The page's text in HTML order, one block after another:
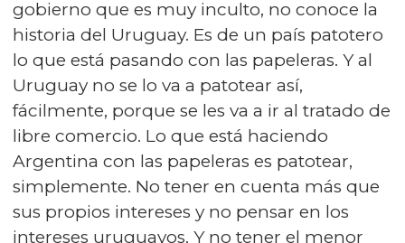
gobierno que es muy inculto, no conoce la
historia del Uruguay. Es de un país patotero
lo que está pasando con las papeleras. Y al
Uruguay no se lo va a patotear así,
fácilmente, porque se les va a ir al tratado de
libre comercio. Lo que está haciendo
Argentina con las papeleras es patotear,
simplemente. No tener en cuenta más que
sus propios intereses y no pensar en los
intereses uruguayos. Y no tener el menor